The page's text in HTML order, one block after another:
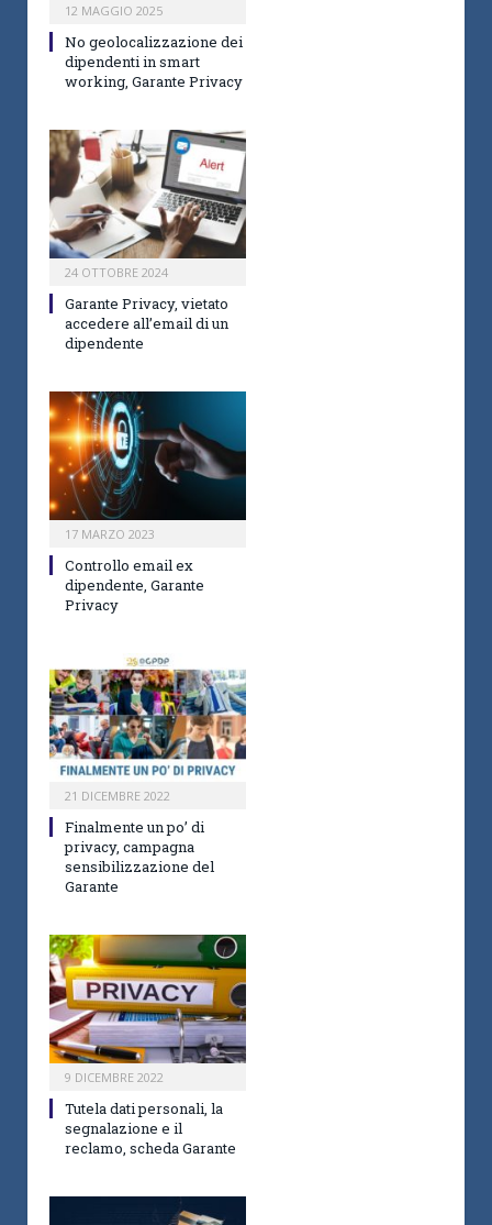
12 MAGGIO 2025
No geolocalizzazione dei
dipendenti in smart
working, Garante Privacy
24 OTTOBRE 2024
Garante Privacy, vietato
accedere all’email di un
dipendente
17 MARZO 2023
Controllo email ex
dipendente, Garante
Privacy
21 DICEMBRE 2022
Finalmente un po’ di
privacy, campagna
sensibilizzazione del
Garante
9 DICEMBRE 2022
Tutela dati personali, la
segnalazione e il
reclamo, scheda Garante